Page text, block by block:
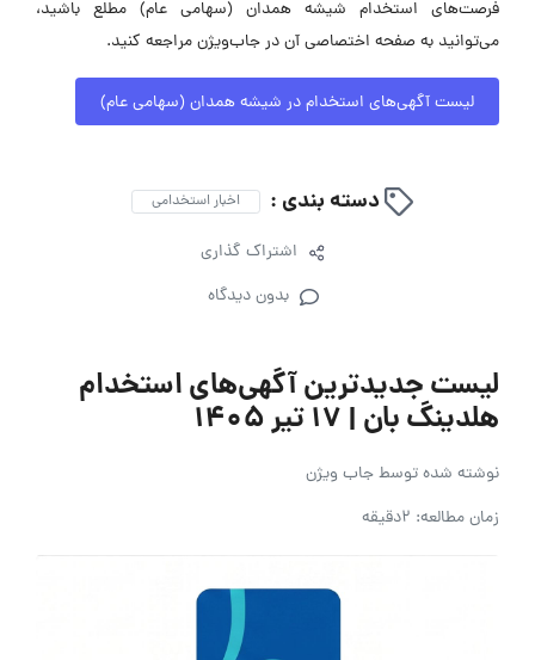
فرصت‌های استخدام شیشه همدان (سهامی عام) مطلع باشید،
می‌توانید به صفحه اختصاصی آن در جاب‌ویژن مراجعه کنید.
لیست آگهی‌های استخدام در شیشه همدان (سهامی عام)
دسته بندی : اخبار استخدامی
اشتراک گذاری
بدون دیدگاه
لیست جدیدترین آگهی‌های استخدام
هلدینگ بان | ۱۷ تیر ۱۴۰۵
نوشته شده توسطجاب ویژن
زمان مطالعه: 2دقیقه